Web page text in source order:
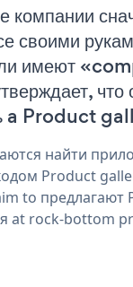
компании
своими
имеют
a Product
найти
Product
to предлагают
at rock-bottom